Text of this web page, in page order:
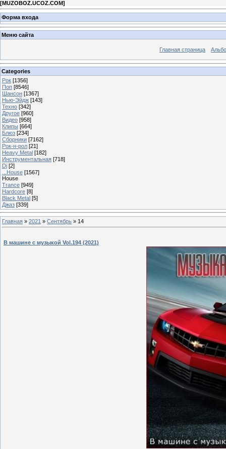
[MUZOBOZ.UCOZ.COM]
Форма входа
Меню сайта
Главная страница
Categories
Рок [1356]
Поп [8546]
Шансон [1367]
Нью-Эйдж [143]
Техно [342]
Другое [960]
Видео [958]
Клипы [664]
Блюз [234]
Сборники [7162]
Рок-н-рол [21]
Heavy Metal [182]
Инструментальная [718]
Dj [2]
...House [1567]
House
Trance [949]
Hardcore [8]
Black Metal [5]
Джаз [339]
Главная » 2021 » Сентябрь » 14
В машине с музыкой Vol.194 (2021)